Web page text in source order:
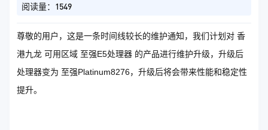
阅读量：1549
尊敬的用户，这是一条时间线较长的维护通知，我们计划对 香
港九龙 可用区域 至强E5处理器 的产品进行维护升级，升级后
处理器变为 至强Platinum8276，升级后将会带来性能和稳定性
提升。